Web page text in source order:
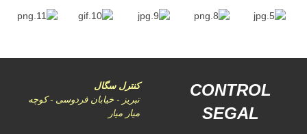
CONTROL
SEGAL
کنترل سگال
تبریز - خیابان فردوسی - کوچه
میار میار